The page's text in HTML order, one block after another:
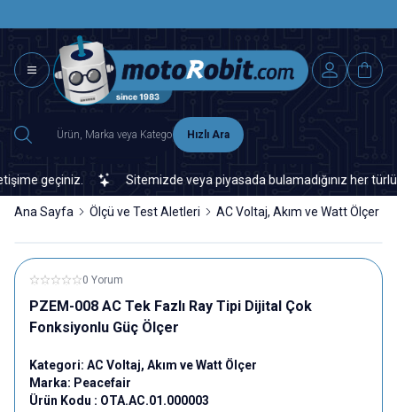
Hızlı Ara
geçiniz. Sitemizde veya piyasada bulamadığınız her türlü
Ana Sayfa Ölçü ve Test Aletleri AC Voltaj, Akım ve Watt Ölçer
0 Yorum
PZEM-008 AC Tek Fazlı Ray Tipi Dijital Çok
Fonksiyonlu Güç Ölçer
Kategori: AC Voltaj, Akım ve Watt Ölçer
Marka: Peacefair
Ürün Kodu : OTA.AC.01.000003